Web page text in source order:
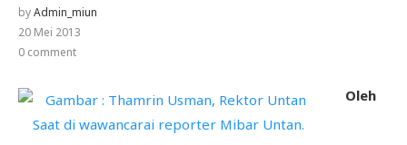
byAdmin_miun
20 Mei 2013
0 comment
Oleh